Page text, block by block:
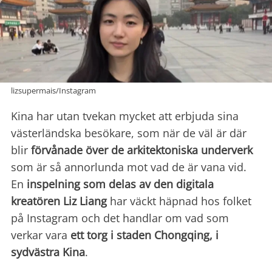
lizsupermais/Instagram
Kina har utan tvekan mycket att erbjuda sina
västerländska besökare, som när de väl är där
blir förvånade över de arkitektoniska underverk
som är så annorlunda mot vad de är vana vid.
En inspelning som delas av den digitala
kreatören Liz Lianghar väckt häpnad hos folket
på Instagram och det handlar om vad som
verkar vara ett torg i staden Chongqing, i
sydvästra Kina.